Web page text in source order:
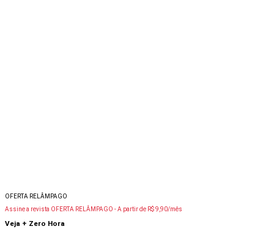
OFERTA RELÂMPAGO
Assine a revista OFERTA RELÂMPAGO -A partir de R$ 9,90/mês
Veja + Zero Hora